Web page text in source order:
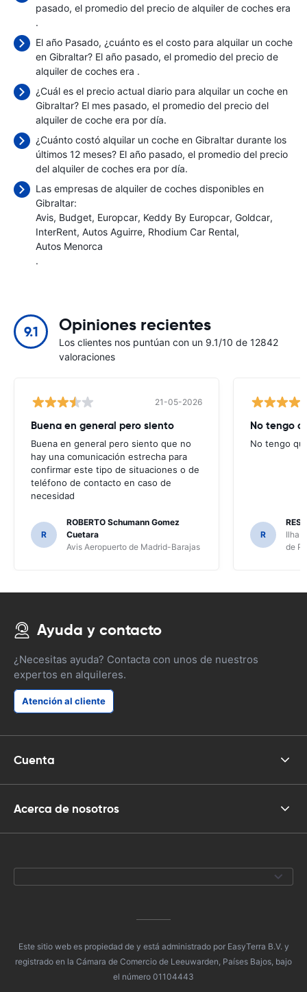
pasado, el promedio del precio de alquiler de coches era
.
El año Pasado, ¿cuánto es el costo para alquilar un coche
en Gibraltar? El año pasado, el promedio del precio de
alquiler de coches era .
¿Cuál es el precio actual diario para alquilar un coche en
Gibraltar? El mes pasado, el promedio del precio del
alquiler de coche era por día.
¿Cuánto costó alquilar un coche en Gibraltar durante los
últimos 12 meses? El año pasado, el promedio del precio
del alquiler de coches era por día.
Las empresas de alquiler de coches disponibles en
Gibraltar:
Avis Budget Europcar Keddy By Europcar Goldcar
InterRent Autos Aguirre Rhodium Car Rental
Autos Menorca
.
9.1 Opiniones recientes
Los clientes nos puntúan con un 9.1/10 de 12842
valoraciones
21-05-2026
Buena en general pero siento
Buena en general pero siento que no
hay una comunicación estrecha para
confirmar este tipo de situaciones o de
teléfono de contacto en caso de
necesidad
R
ROBERTO Schumann Gomez
Cuetara
Avis Aeropuerto de Madrid-Barajas
No tengo
No tengo
R
Ilha
de
Ayuda y contacto
¿Necesitas ayuda? Contacta con unos de nuestros
expertos en alquileres.
Atención al cliente
Cuenta
Acerca de nosotros
Este sitio web es propiedad de y está administrado por EasyTerra B.V. y
registrado en la Cámara de Comercio de Leeuwarden, Países Bajos, bajo
el número 01104443